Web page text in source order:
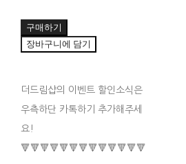
구매하기
장바구니에 담기
더드림샵의 이벤트 할인소식은
우측하단 카톡하기 추가해주세
요!
🔻🔻🔻🔻🔻🔻🔻🔻🔻🔻🔻🔻🔻